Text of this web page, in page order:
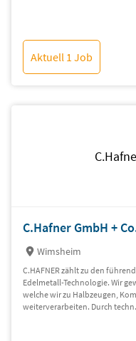
Aktuell 1 Job
C.Hafner GmbH +
Wimsheim
C.HAFNER zählt zu den
Edelmetall-Technologie. Wir
welche wir zu Halbzeugen,
weiterverarbeiten. Durch